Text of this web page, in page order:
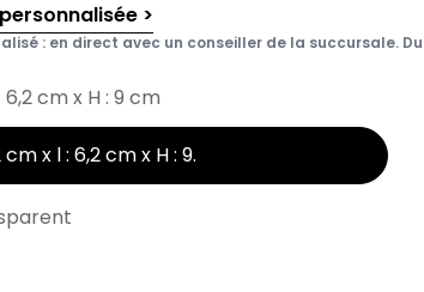
>
: en direct avec un conseiller de la succursale. Du
6,2 cm x H : 9 cm
cm x l : 6,2 cm x H : 9.